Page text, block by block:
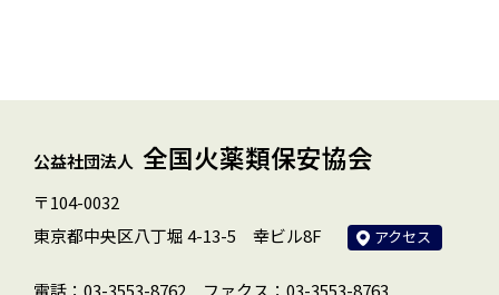
公益社団法人 全国火薬類保安協会
〒104-0032
東京都中央区八丁堀 4-13-5 幸ビル8F
アクセス
電話：03-3553-8762 ファクス：03-3553-8763